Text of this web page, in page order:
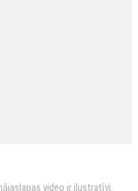
video ir ilustratīvi.